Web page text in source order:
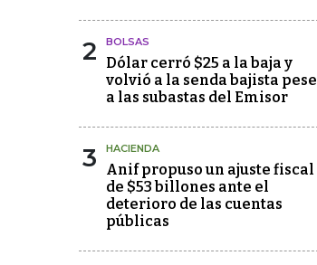
2 BOLSAS
Dólar cerró $25 a la baja y
volvió a la senda bajista pese
a las subastas del Emisor
3 HACIENDA
Anif propuso un ajuste fiscal
de $53 billones ante el
deterioro de las cuentas
públicas